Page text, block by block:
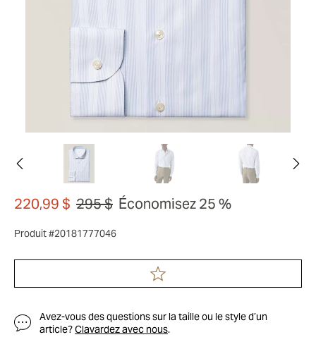
220,99 $ 295 $ Économisez 25 %
Produit #20181777046
Avez-vous des questions sur la taille ou le style d’un
article?Clavardez avec nous.